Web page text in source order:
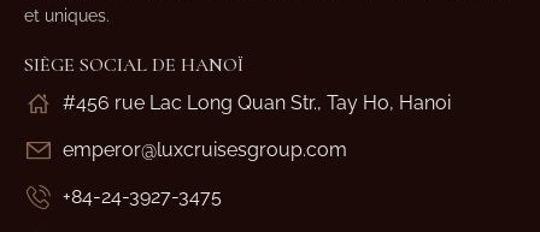
et uniques.
SIÈGE SOCIAL DE HANOÏ
#456 rue Lac Long Quan Str., Tay Ho, Hanoi
emperor@luxcruisesgroup.com
+84-24-3927-3475